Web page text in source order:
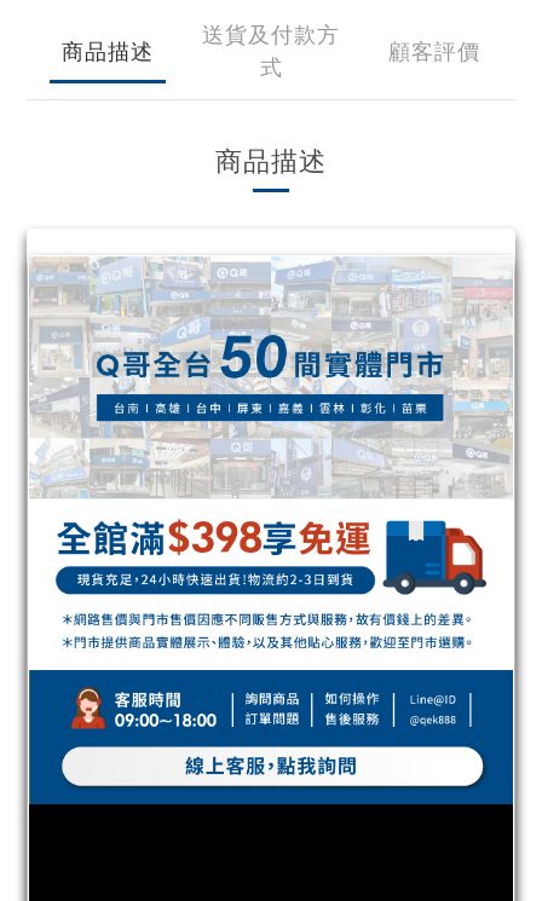
商品描述
送貨及付款方
式
顧客評價
商品描述